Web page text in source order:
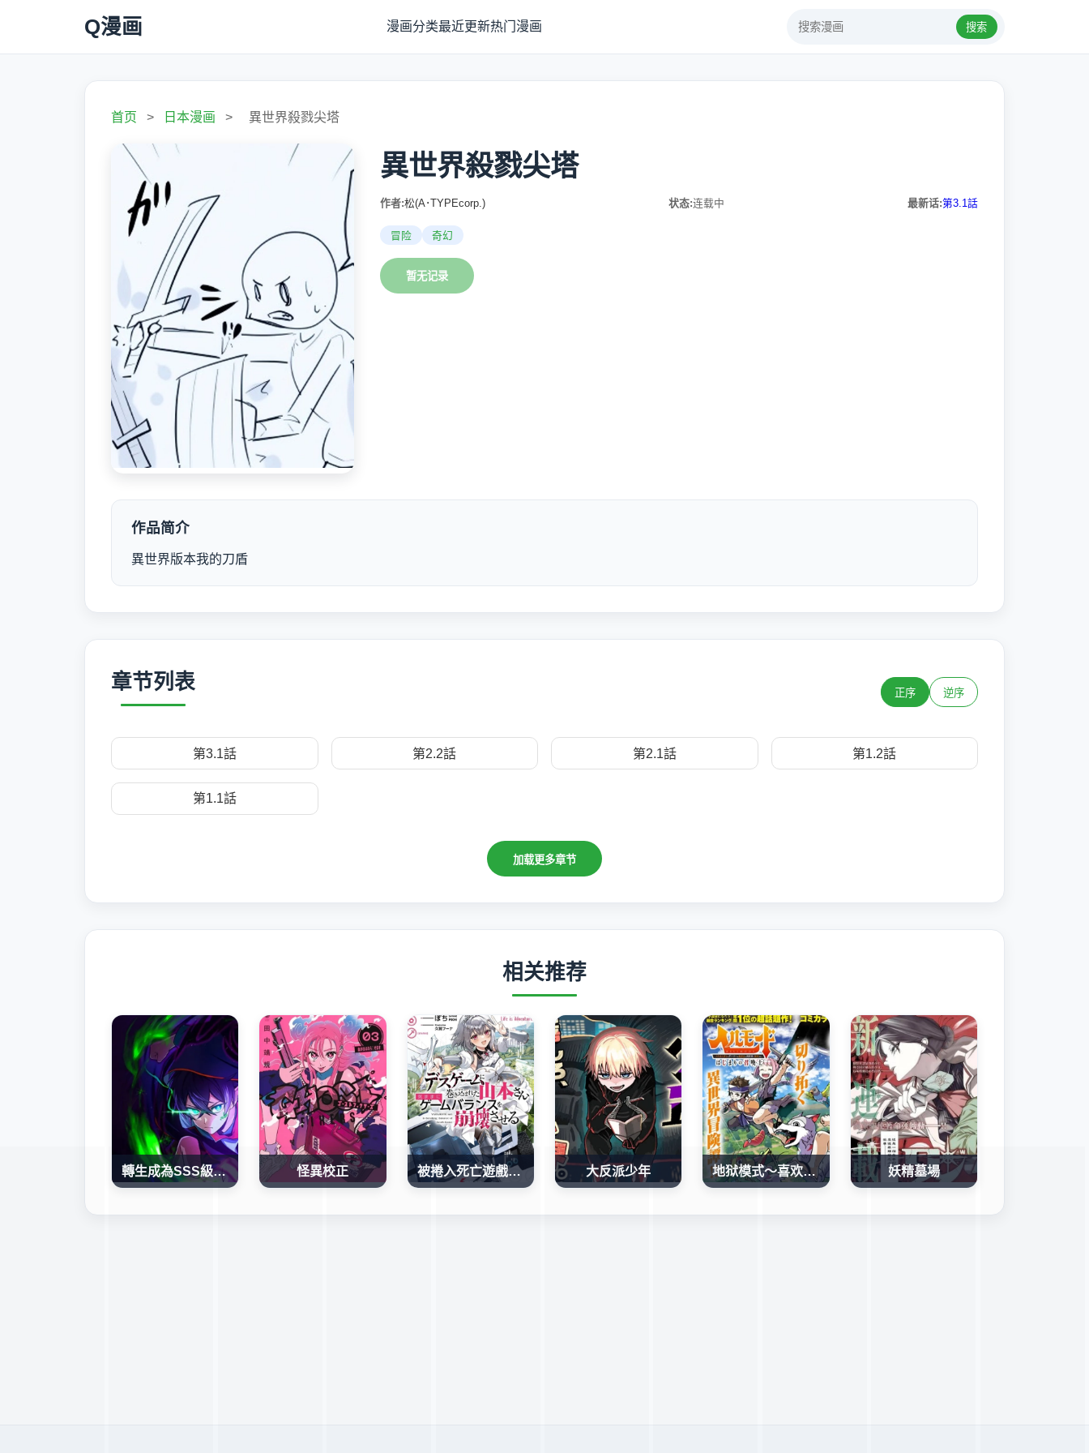
Q漫画 漫画分类最近更新热门漫画 搜索
首页 > 日本漫画 > 異世界殺戮尖塔
異世界殺戮尖塔
作者:松(A･TYPEcorp.) 状态:连载中 最新话:第3.1話
冒险 奇幻
暂无记录
作品简介
異世界版本我的刀盾
章节列表 正序 逆序
第3.1話 第2.2話 第2.1話 第1.2話
第1.1話
加载更多章节
相关推荐
轉生成為SSS級哥布林 怪異校正 被捲入死亡遊戲的山本小姐，正隨心所欲地摧毀遊戲平衡 大反派少年 地狱模式～喜欢速通游戏的玩家在废设定异世界无双 妖精墓場